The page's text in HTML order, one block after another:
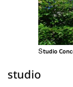
Studio
studio